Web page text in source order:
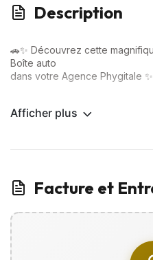
Description
🚗✨ Découvrez cette
Boîte auto
dans votre Agence Phygitale
✅ Toit ouvrant
✅ Ouverture du Coffre
✅ Volant S3 partie inférieure
✅ Led d’ambiance
… Et bien plus encore !
Afficher plus
Facture et